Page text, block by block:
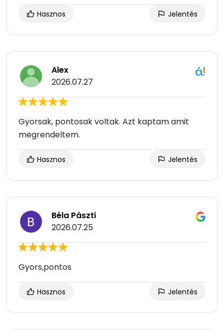
Hasznos Jelentés
Alex
2026.07.27
Gyorsak, pontosak voltak. Azt kaptam amit
megrendeltem.
Hasznos Jelentés
Béla Pászti
2026.07.25
Gyors,pontos
Hasznos Jelentés